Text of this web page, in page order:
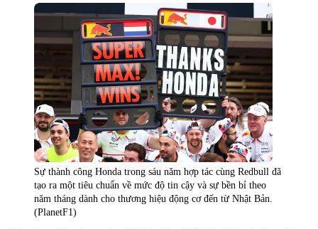
Sự thành công Honda trong sáu năm hợp tác cùng Redbull đã
tạo ra một tiêu chuẩn về mức độ tin cậy và sự bền bỉ theo
năm tháng dành cho thương hiệu động cơ đến từ Nhật Bản.
(PlanetF1)